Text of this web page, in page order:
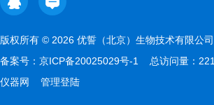
版权所有 © 2026 优誓（北京）生物技术有限公
备案号： 京ICP备20025029号-1 总访问量：
仪器网
管理登陆